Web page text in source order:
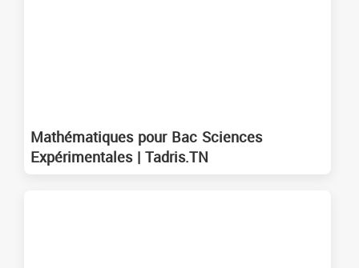
Mathématiques pour Bac Sciences
Expérimentales | Tadris.TN